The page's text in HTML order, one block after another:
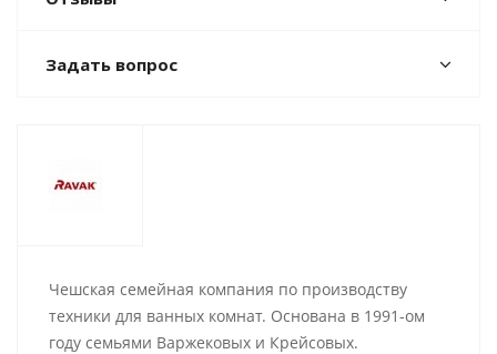
Задать вопрос
Чешская семейная компания по производству
техники для ванных комнат. Основана в 1991-ом
году семьями Варжековых и Крейсовых.